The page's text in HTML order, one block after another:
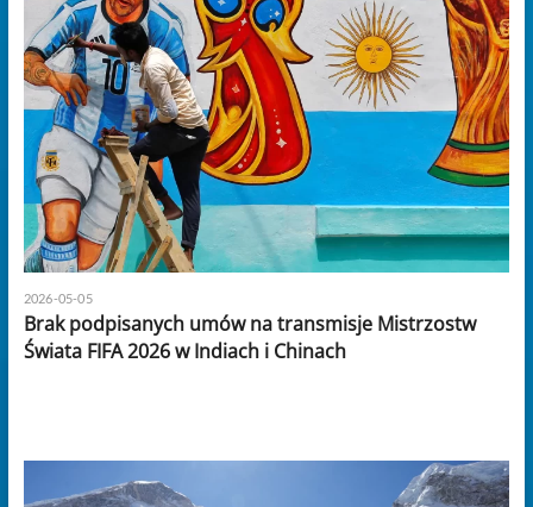
2026-05-05
Brak podpisanych umów na transmisje Mistrzostw
Świata FIFA 2026 w Indiach i Chinach